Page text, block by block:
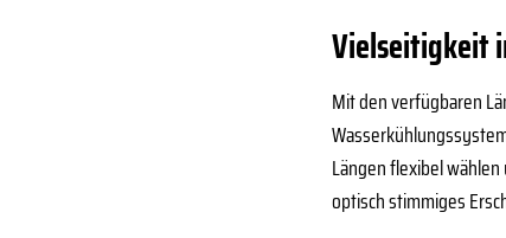
Vielseitigkeit
Mit den verfügbaren
Längen flexibel
optisch stimmiges